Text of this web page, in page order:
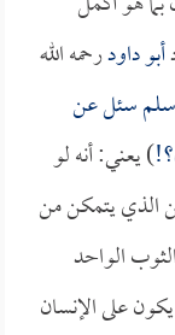
أبو داودرحمه الله
سئل عن
) يعني: أنه لو
الذي يتمكن من
الواحد
على الإنسان